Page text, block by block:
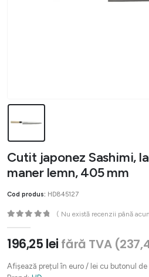
Cutit japonez Sashimi,
maner lemn, 405 mm
Cod produs: HD845127
( Nu există recenzii până
196,25 lei fără TVA (
Afișează prețul în euro / lei cu butonul de